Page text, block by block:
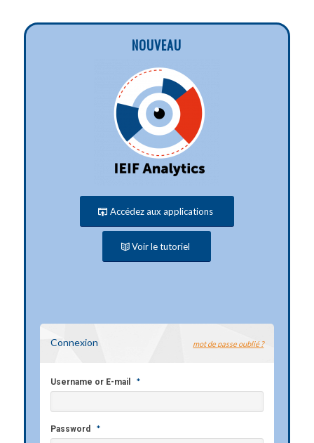
NOUVEAU
Accédez aux applications
Voir le tutoriel
Connexion mot de passe oublié ?
Username or E-mail *
Password *